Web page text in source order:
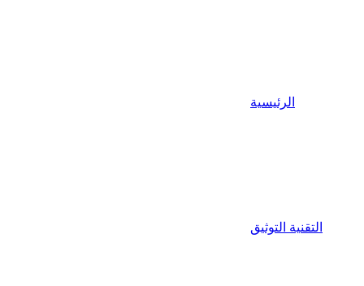
الرئيسية
التقنية التوثيق